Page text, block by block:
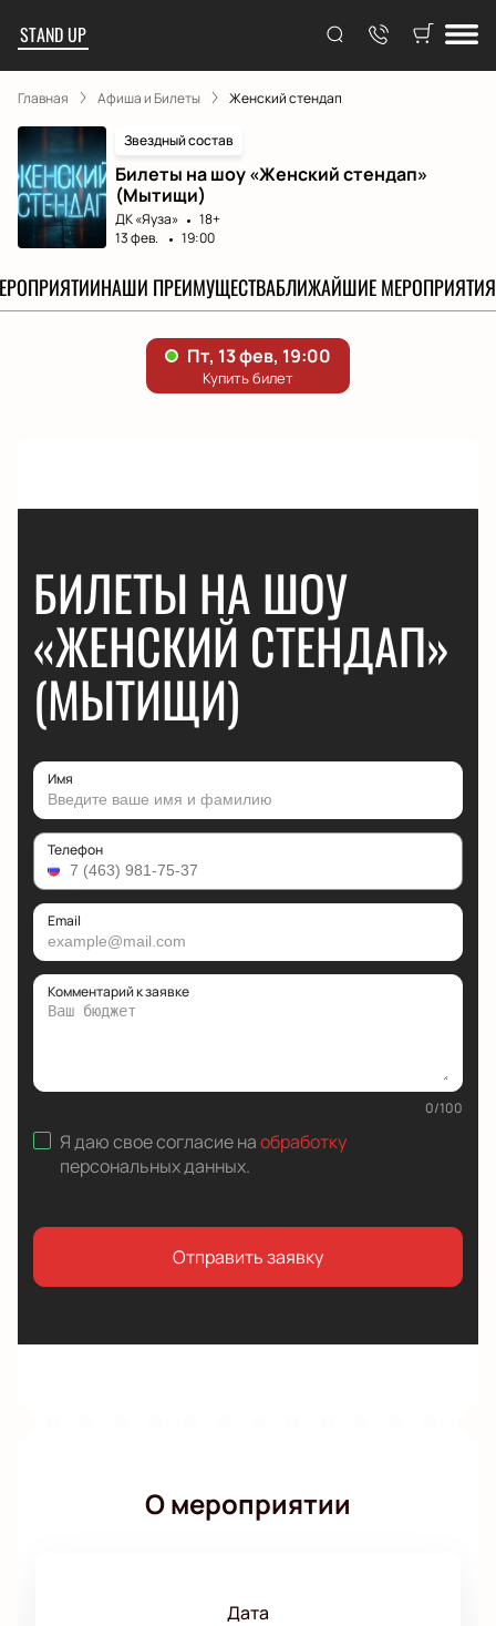
STAND UP
Главная Афиша и Билеты Женский стендап
Звездный состав
Билеты на шоу «Женский стендап»
(Мытищи)
ДК «Яуза»
18+
13 фев.
19:00
НАШИ ПРЕИМУЩЕСТВАБЛИЖАЙШИЕ МЕРОПРИЯТИЯ
БИЛЕТЫ НА ШОУ
«ЖЕНСКИЙ СТЕНДАП»
(МЫТИЩИ)
Имя
Телефон
Email
Комментарий к заявке
0/100
Я даю свое согласие наобработку
персональных данных.
Отправить заявку
О мероприятии
Дата